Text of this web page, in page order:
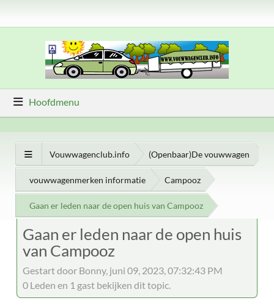
Hoofdmenu
Vouwwagenclub.info (Openbaar)De vouwwagen
vouwwagenmerken informatie Campooz
Gaan er leden naar de open huis van Campooz
Gaan er leden naar de open huis
van Campooz
Gestart door Bonny, juni 09, 2023, 07:32:43 PM
0 Leden en 1 gast bekijken dit topic.